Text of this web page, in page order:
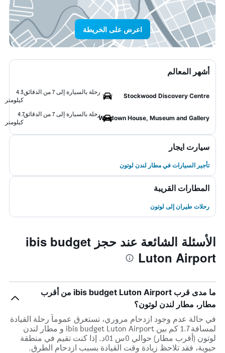
اعرض على الخريطة
أشهر المعالم
Stockwood Discovery Centre
رحلة بالسيارة إلى 7 من الدقائق
4.3
كيلومتر
Wardown House, Museum and Gallery
رحلة بالسيارة إلى 7 من الدقائق
4.7
كيلومتر
سيارت ايجار
تأجير السيارات في مطار لندن لوتون
المطارات القريبة
رحلات طيران إلى لوتون
الأسئلة الشائعة عند حجز ibis budget
Luton Airport
ما مدى قرب ibis budget Luton Airport من أقرب
مطار، مطار لندن لوتون؟
في حالة عدم وجود ازدحام مروري، تستغرق عموماً رحلة القيادة
لمسافة 1.7 كم بين ibis budget Luton Airport و مطار لندن
لوتون (أقرب مطار) حوالي 0س 01د. إذا كنت تقيم في منطقة
حيوية، فقد تلاحظ زيادة وقت القيادة بسبب ازدحام الطرق.